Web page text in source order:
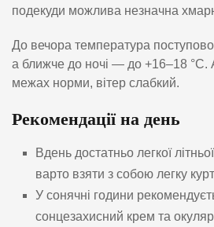
подекуди можлива незначна
До вечора температура
а ближче до ночі — до +16–18 °C.
межах норми, вітер слабкий.
Рекомендації на день
Вдень достатньо легкої
варто взяти з собою легку
У сонячні години
сонцезахисний крем та